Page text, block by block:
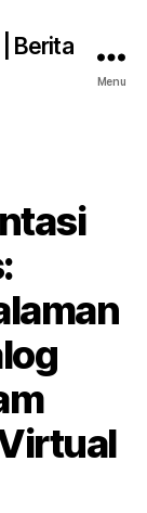
Berita
Menu